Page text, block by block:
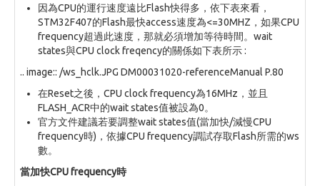
因為CPU的運行速度遠比Flash快得多，依下表來看，
STM32F407的Flash最快access速度為<=30MHZ，如果CPU
frequency超過此速度，那就必須增加等待時間。wait
states與CPU clock freqency的關係如下表所示 :
.. image:: /ws_hclk.JPG DM00031020-referenceManual P.80
在Reset之後，CPU clock frequency為16MHz，並且
FLASH_ACR中的wait states值被設為0。
官方文件建議若要調整wait states值(當加快/減慢CPU
frequency時)，依據CPU frequency調試存取Flash所需的ws
數。
當加快CPU frequency時